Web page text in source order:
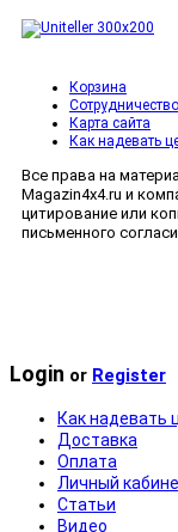
Корзина
Сотрудничество
Карта сайта
Как надевать
Все права на
Magazin4x4.ru и
цитирование или
письменного
Login or Register
Как надевать
Доставка
Оплата
Личный
Статьи
Видео